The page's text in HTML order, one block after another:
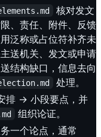
核对发文
、责任、附件、反馈
泛称或占位符补齐未
送机关、发文或申请
结构缺口，信息去向
处理。
排 -> 小段要点，并
组织论证。
一个论点，通常